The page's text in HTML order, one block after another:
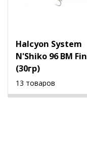
Halcyon System
N'Shiko 96 BM Fin
(30гр)
13 товаров